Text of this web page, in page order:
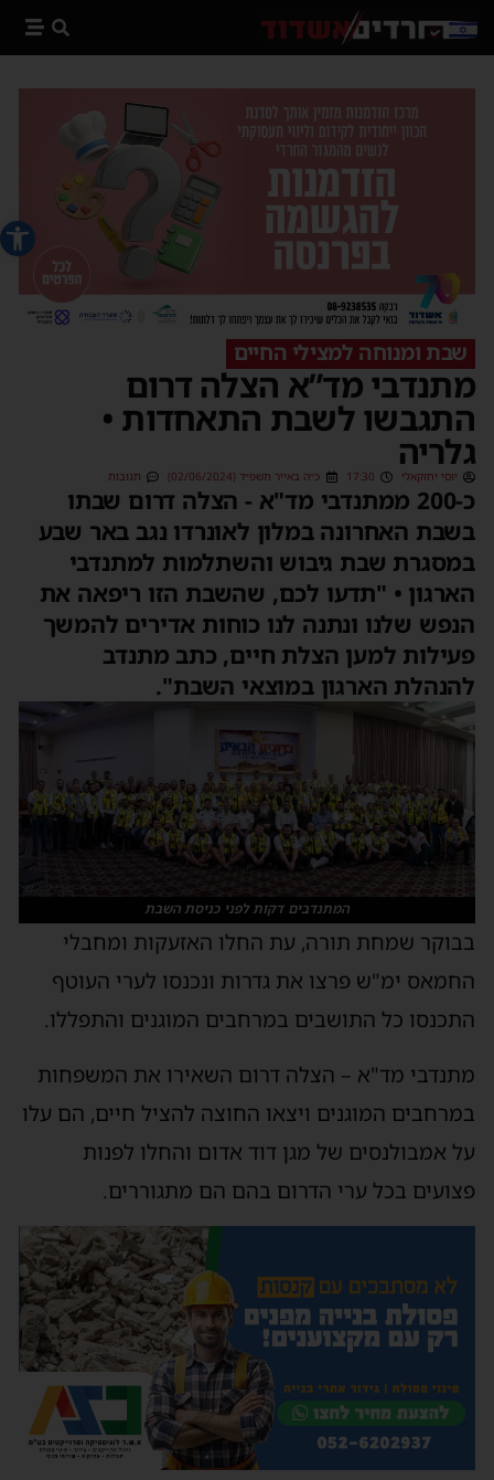
פתח
שבת ומנוחה למצילי החיים
מתנדבי מד”א הצלה דרום
התגבשו לשבת התאחדות •
גלריה
יוסי יחזקאלי 17:30 כ״ה באייר תשפ״ד (02/06/2024) תגובות
כ-200 ממתנדבי מד"א - הצלה דרום שבתו
בשבת האחרונה במלון לאונרדו נגב באר שבע
במסגרת שבת גיבוש והשתלמות למתנדבי
הארגון • "תדעו לכם, שהשבת הזו ריפאה את
הנפש שלנו ונתנה לנו כוחות אדירים להמשך
פעילות למען הצלת חיים, כתב מתנדב
להנהלת הארגון במוצאי השבת".
המתנדבים דקות לפני כניסת השבת
בבוקר שמחת תורה, עת החלו האזעקות ומחבלי
החמאס ימ"ש פרצו את גדרות ונכנסו לערי העוטף
התכנסו כל התושבים במרחבים המוגנים והתפללו.
מתנדבי מד"א – הצלה דרום השאירו את המשפחות
במרחבים המוגנים ויצאו החוצה להציל חיים, הם עלו
על אמבולנסים של מגן דוד אדום והחלו לפנות
פצועים בכל ערי הדרום בהם הם מתגוררים.